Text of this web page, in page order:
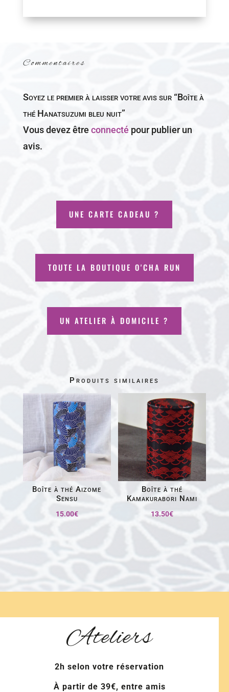
Commentaires
Soyez le premier à laisser votre avis sur “Boîte à
thé Hanatsuzumi bleu nuit”
Vous devez êtreconnecté pour publier un
avis.
UNE CARTE CADEAU ?
TOUTE LA BOUTIQUE O'CHA RUN
UN ATELIER À DOMICILE ?
Produits similaires
Boîte à thé Aizome
Sensu
15.00€
Boîte à thé
Kamakurabori Nami
13.50€
Ateliers
2h selon votre réservation
À partir de 39€, entre amis